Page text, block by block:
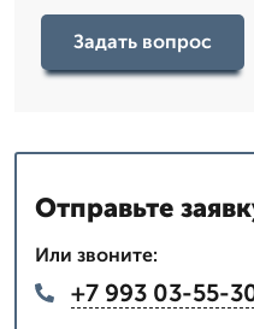
Задать вопрос
Отправьте
Или звоните:
+7 993 03-55-